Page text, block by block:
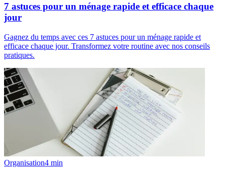
7 astuces pour un ménage rapide et efficace chaque
jour
Gagnez du temps avec ces 7 astuces pour un ménage rapide et
efficace chaque jour. Transformez votre routine avec nos conseils
pratiques.
Organisation4 min